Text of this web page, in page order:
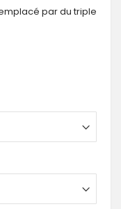
par du triple